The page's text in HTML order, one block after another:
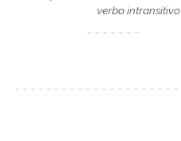
verbo intransitivo